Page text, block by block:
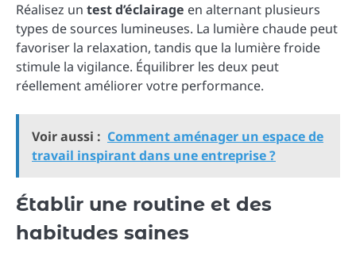
Réalisez un test d’éclairage en alternant plusieurs
types de sources lumineuses. La lumière chaude peut
favoriser la relaxation, tandis que la lumière froide
stimule la vigilance. Équilibrer les deux peut
réellement améliorer votre performance.
Voir aussi : Comment aménager un espace de
travail inspirant dans une entreprise ?
Établir une routine et des
habitudes saines